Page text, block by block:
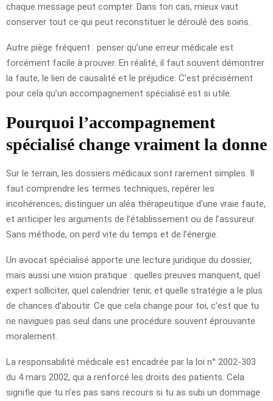
chaque message peut compter. Dans ton cas, mieux vaut
conserver tout ce qui peut reconstituer le déroulé des soins.
Autre piège fréquent : penser qu’une erreur médicale est
forcément facile à prouver. En réalité, il faut souvent démontrer
la faute, le lien de causalité et le préjudice. C’est précisément
pour cela qu’un accompagnement spécialisé est si utile.
Pourquoi l’accompagnement
spécialisé change vraiment la donne
Sur le terrain, les dossiers médicaux sont rarement simples. Il
faut comprendre les termes techniques, repérer les
incohérences, distinguer un aléa thérapeutique d’une vraie faute,
et anticiper les arguments de l’établissement ou de l’assureur.
Sans méthode, on perd vite du temps et de l’énergie.
Un avocat spécialisé apporte une lecture juridique du dossier,
mais aussi une vision pratique : quelles preuves manquent, quel
expert solliciter, quel calendrier tenir, et quelle stratégie a le plus
de chances d’aboutir. Ce que cela change pour toi, c’est que tu
ne navigues pas seul dans une procédure souvent éprouvante
moralement.
La responsabilité médicale est encadrée par la loi n° 2002-303
du 4 mars 2002, qui a renforcé les droits des patients. Cela
signifie que tu n’es pas sans recours si tu as subi un dommage